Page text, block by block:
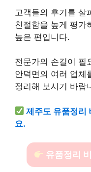
고객들의 후기를 살
친절함을 높게 평가
높은 편입니다.
전문가의 손길이 필
안덕면의 여러 업체
정리해 보시기 바랍
제주도 유품정리
요.
유품정리